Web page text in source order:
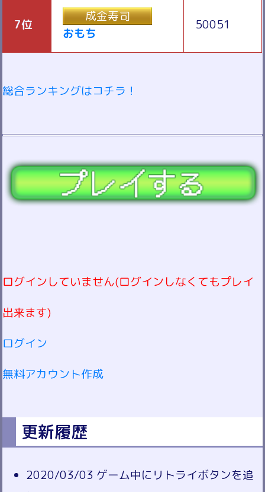
7位
成金寿司
おもち
50051
総合ランキングはコチラ！
ログインしていません(ログインしなくてもプレイ
出来ます)
ログイン
無料アカウント作成
更新履歴
2020/03/03 ゲーム中にリトライボタンを追